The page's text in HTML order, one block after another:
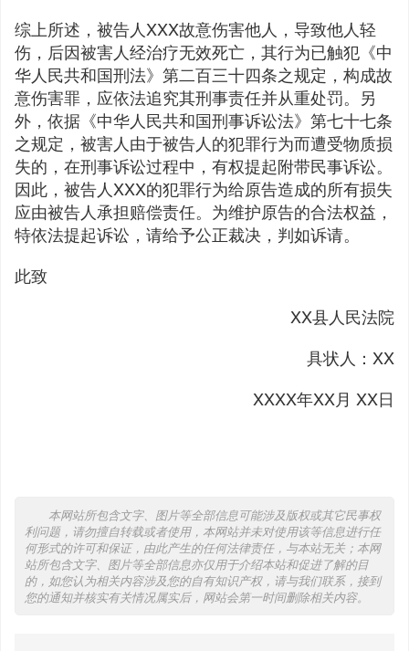
综上所述，被告人XXX故意伤害他人，导致他人轻
伤，后因被害人经治疗无效死亡，其行为已触犯《中
华人民共和国刑法》第二百三十四条之规定，构成故
意伤害罪，应依法追究其刑事责任并从重处罚。另
外，依据《中华人民共和国刑事诉讼法》第七十七条
之规定，被害人由于被告人的犯罪行为而遭受物质损
失的，在刑事诉讼过程中，有权提起附带民事诉讼。
因此，被告人XXX的犯罪行为给原告造成的所有损失
应由被告人承担赔偿责任。为维护原告的合法权益，
特依法提起诉讼，请给予公正裁决，判如诉请。
此致
XX县人民法院
具状人：XX
XXXX年XX月 XX日
本网站所包含文字、图片等全部信息可能涉及版权或其它民事权
利问题，请勿擅自转载或者使用，本网站并未对使用该等信息进行任
何形式的许可和保证，由此产生的任何法律责任，与本站无关；本网
站所包含文字、图片等全部信息亦仅用于介绍本站和促进了解的目
的，如您认为相关内容涉及您的自有知识产权，请与我们联系，接到
您的通知并核实有关情况属实后，网站会第一时间删除相关内容。